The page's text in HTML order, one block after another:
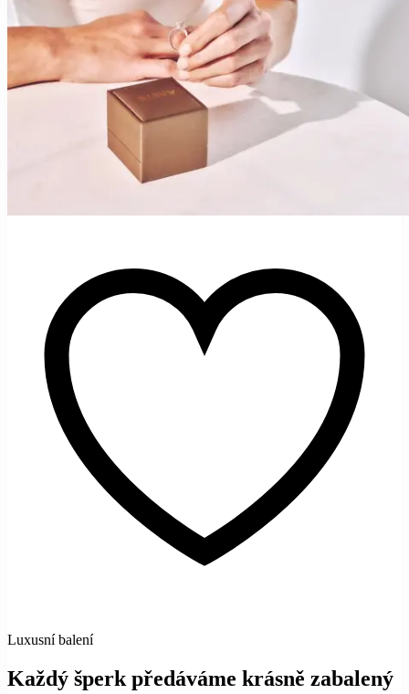
Luxusní balení
Každý šperk předáváme krásně zabalený